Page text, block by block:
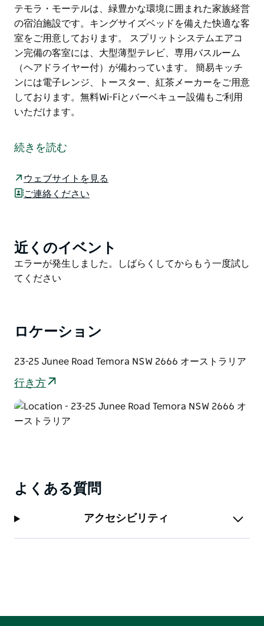
テモラ・モーテルは、緑豊かな環境に囲まれた家族経営
の宿泊施設です。キングサイズベッドを備えた快適な客
室をご用意しております。 スプリットシステムエアコ
ン完備の客室には、大型薄型テレビ、専用バスルーム
（ヘアドライヤー付）が備わっています。 簡易キッチ
ンには電子レンジ、トースター、紅茶メーカーをご用意
しております。無料Wi-Fiとバーベキュー設備もご利用
いただけます。
の宿泊施設です。キングサイズベッドを備えた快適な客
室をご用意しております。
スプリットシステムエアコン完備の客室には、大型薄型
テレビ、専用バスルーム（ヘアドライヤー付）が備わっ
ーをご用意しております。無料Wi-Fiとバーベキュー設
備もご利用いただけます。
続きを読む
ウェブサイトを見る
ご連絡ください
Product
List
近くのイベント
Product
List
エラーが発生しました。しばらくしてからもう一度試し
てください
ロケーション
23-25 Junee Road Temora NSW 2666 オーストラリア
行き方
よくある質問
アクセシビリティ